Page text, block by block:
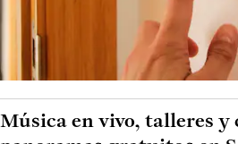
Música en vivo, talleres y